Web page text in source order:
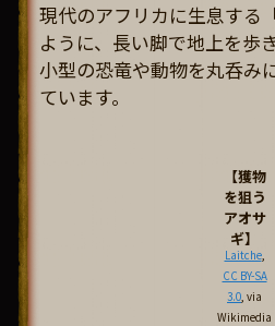
現代のアフリカに生息する
ように、長い脚で地上を歩
小型の恐竜や動物を丸呑み
ています。
【獲物
を狙う
アオサ
ギ】
Laitche,
CC BY-SA
3.0 , via
Wikimedia